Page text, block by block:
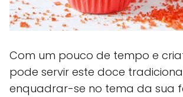
Com um pouco de tempo e
pode servir este doce
enquadrar-se no tema da sua